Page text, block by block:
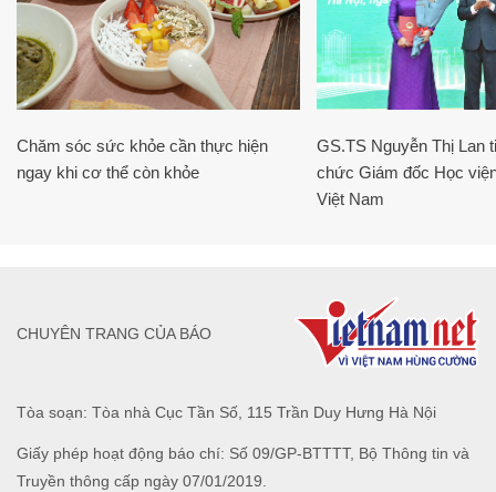
Chăm sóc sức khỏe cần thực hiện
ngay khi cơ thể còn khỏe
GS.TS Nguyễn Thị Lan
chức Giám đốc Học
Việt Nam
Tòa soạn: Tòa nhà Cục Tần Số, 115 Trần Duy Hưng Hà Nội
Giấy phép hoạt động báo chí: Số 09/GP-BTTTT, Bộ Thông tin và
Truyền thông cấp ngày 07/01/2019.
CHUYÊN TRANG CỦA BÁO